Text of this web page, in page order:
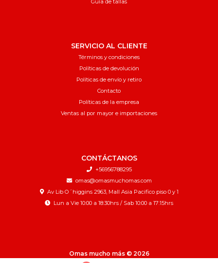
SERVICIO AL CLIENTE
Términos y condiciones
Políticas de devolución
Políticas de envío y retiro
Contacto
Políticas de la empresa
Ventas al por mayor e importaciones
CONTÁCTANOS
+56956788295
omas@omasmuchomas.com
Av Lib O´higgins 2963, Mall Asia Pacifico piso 0 y 1
Lun a Vie 10:00 a 18:30hrs / Sab 10:00 a 17:15hrs
Omas mucho más © 2026